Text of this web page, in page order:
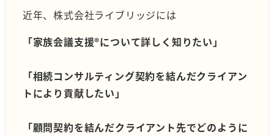
近年、株式会社ライブリッジには
「家族会議支援®︎について詳しく知りたい」
「相続コンサルティング契約を結んだクライアン
トにより貢献したい」
「顧問契約を結んだクライアント先でどのように